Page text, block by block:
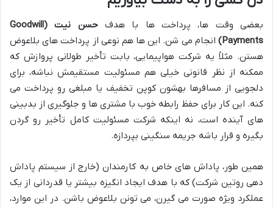
بعضی وقت ها، پرداخت ها با هدف
حسن نیت (Goodwill
Payments) انجام می شن. این ها هم نوعی از پرداخت های بلاعوض
هستن. مثلاً یه شرکت هواپیمایی، بابت تأخیر طولانی پروازش که
ممکنه از نظر قانونی خیلی هم مسئولیت مستقیمش نباشه، برای
دلجویی از مسافرها بهشون کوپن تخفیف یا مبلغی رو پرداخت می
کنه. این کار برای حفظ رابطه خوب با مشتری ها و جلوگیری از بدبینی
های آینده است، نه اینکه شرکت مسئولیت کامل تأخیر رو گردن
بگیره و قرار باشه جریمه سنگینی بپردازه.
همین طور، پاداش های خاص به کارمندان (خارج از سیستم پاداش
دهی روتین شرکت) که با هدف ایجاد انگیزه بیشتر یا قدردانی از یک
عملکرد ویژه صورت می گیرن، می تونن بلاعوض باشن. در این موارد،